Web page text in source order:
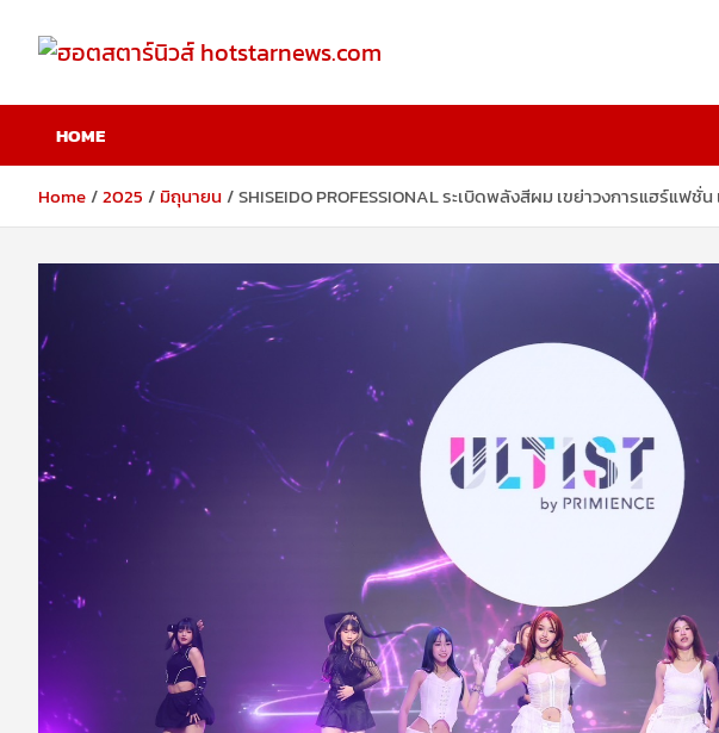
content
ฮอตสตาร์นิวส์
hotstarnews.com
HOME
Home 2025 มิถุนายน SHISEIDO PROFESSIONAL ระเบิดพลังสีผม เขย่าวงการแฮร์แฟ